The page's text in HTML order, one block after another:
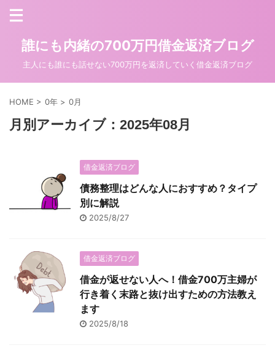
誰にも内緒の700万円借金返済ブログ
主人にも誰にも話せない700万円を返済していく借金返済ブログ
HOME > 0年 > 0月
月別アーカイブ：2025年08月
借金返済ブログ
債務整理はどんな人におすすめ？タイプ
別に解説
2025/8/27
借金返済ブログ
借金が返せない人へ！借金700万主婦が
行き着く末路と抜け出すための方法教え
ます
2025/8/18